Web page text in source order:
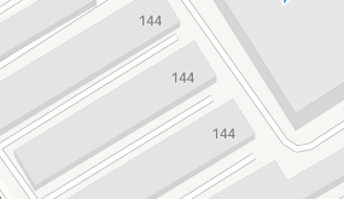
×
Закрыть
Заказ обратного звонка
×